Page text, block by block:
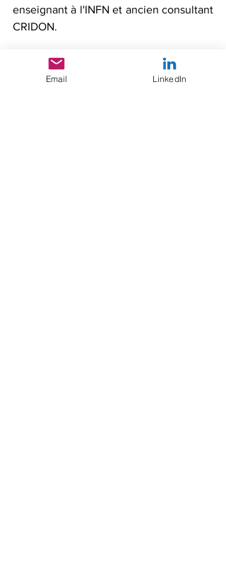
enseignant à l'INFN et ancien consultant
CRIDON.
Chaque abonnement annuel ouvre droit
webinaire gratuit
de présentation et
Email LinkedIn